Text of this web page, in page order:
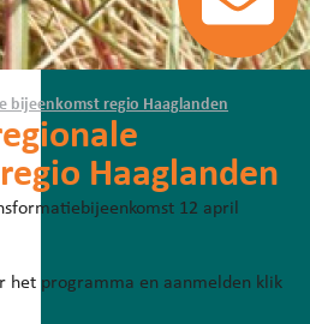
bijeenkomst regio Haaglanden
Haaglanden
12 april
het programma en aanmelden klik